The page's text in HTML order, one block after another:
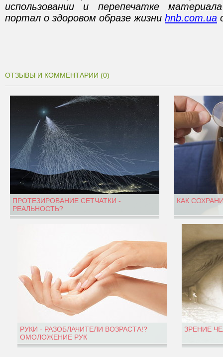
использовании и перепечатке
портал о здоровом образе жизни hnb.com.ua
ОТЗЫВЫ И КОММЕНТАРИИ (0)
ПРОТЕЗИРОВАНИЕ СЕТЧАТКИ -
РЕАЛЬНОСТЬ?
КАК
РУКИ - РАЗОБЛАЧИТЕЛИ ВОЗРАСТА!?
ОМОЛОЖЕНИЕ РУК
ЗРЕНИЕ